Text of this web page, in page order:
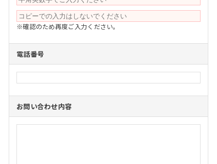
※確認のため再度ご入力ください。
電話番号
お問い合わせ内容